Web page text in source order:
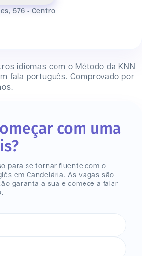
idiomas com o Método da KNN
fala português. Comprovado por
576 - Centro
com uma
para se tornar fluente com o
em Candelária. As vagas são
garanta a sua e comece a falar